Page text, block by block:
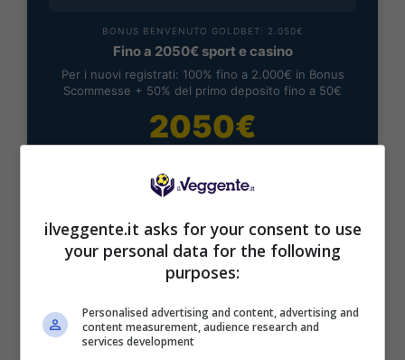
BONUS BENVENUTO GOLDBET: 2.050€
Fino a 2050€ sport e casino
Per i nuovi registrati: 100% fino a 2.000€ in Bonus
Scommesse + 50% del primo deposito fino a 50€
2050€
Mostra Informazioni
BONUS BENVENUTO LOTTOMATICA: 2050€
ilveggente.it asks for your consent to use
your personal data for the following
purposes:
Personalised advertising and content, advertising and
content measurement, audience research and
services development